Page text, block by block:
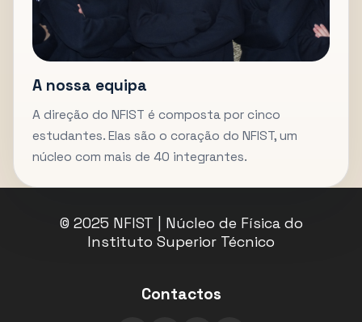
A nossa equipa
A direção do NFIST é composta por cinco
estudantes. Elas são o coração do NFIST, um
núcleo com mais de 40 integrantes.
© 2025 NFIST | Núcleo de Física do
Instituto Superior Técnico
Contactos